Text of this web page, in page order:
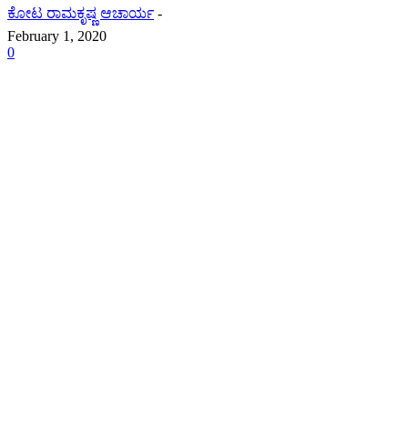
ಕೋಟ ರಾಮಕೃಷ್ಣ ಆಚಾರ್ಯ -
February 1, 2020
0